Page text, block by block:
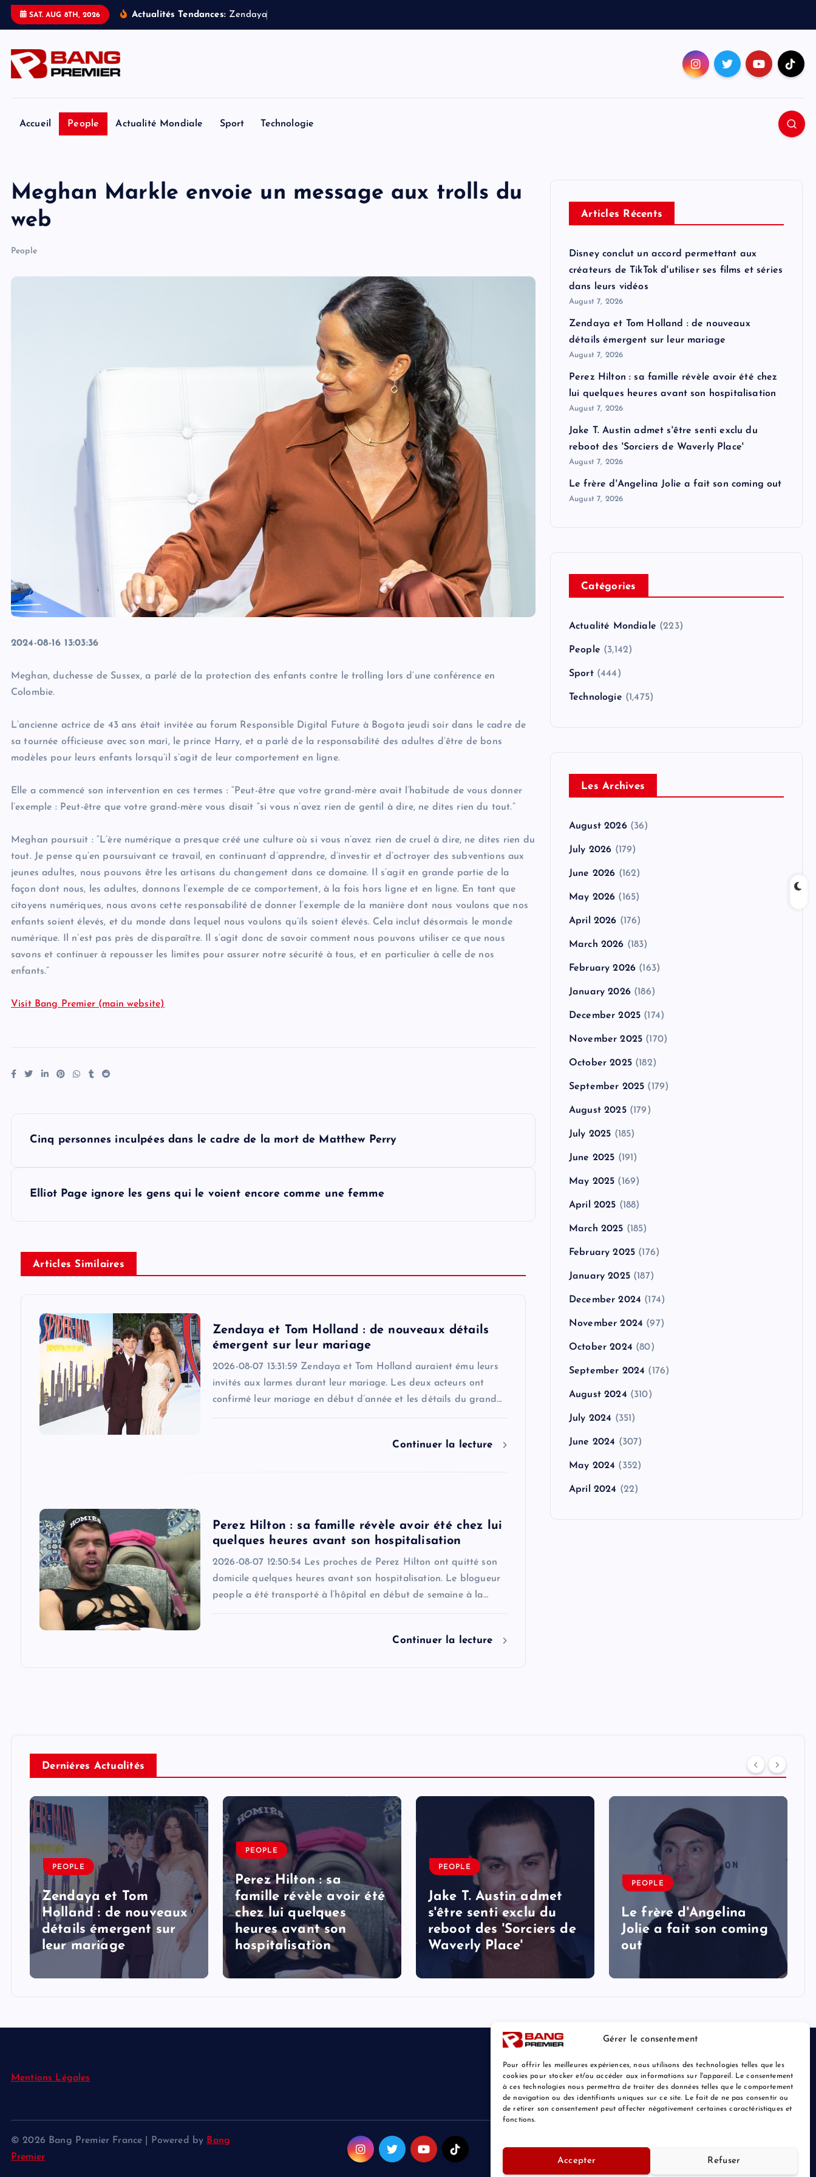
Gérer le consentement
Pour offrir les meilleures expériences, nous utilisons des technologies telles que les
cookies pour stocker et/ou accéder aux informations sur l'appareil. Le consentement
à ces technologies nous permettra de traiter des données telles que le comportement
de navigation ou des identifiants uniques sur ce site. Le fait de ne pas consentir ou
de retirer son consentement peut affecter négativement certaines caractéristiques et
fonctions.
Accepter Refuser
SAT. AUG 8TH, 2026 Actualités Tendances: Zendaya
Accueil People Actualité Mondiale Sport Technologie
Meghan Markle envoie un message aux trolls du
web
People
2024-08-16 13:03:36
Meghan, duchesse de Sussex, a parlé de la protection des enfants contre le trolling lors d’une conférence en
Colombie.
L’ancienne actrice de 43 ans était invitée au forum Responsible Digital Future à Bogota jeudi soir dans le cadre de
sa tournée officieuse avec son mari, le prince Harry, et a parlé de la responsabilité des adultes d’être de bons
modèles pour leurs enfants lorsqu’il s’agit de leur comportement en ligne.
Elle a commencé son intervention en ces termes : “Peut-être que votre grand-mère avait l’habitude de vous donner
l’exemple : Peut-être que votre grand-mère vous disait “si vous n’avez rien de gentil à dire, ne dites rien du tout.”
Meghan poursuit : “L’ère numérique a presque créé une culture où si vous n’avez rien de cruel à dire, ne dites rien du
tout. Je pense qu’en poursuivant ce travail, en continuant d’apprendre, d’investir et d’octroyer des subventions aux
jeunes adultes, nous pouvons être les artisans du changement dans ce domaine. Il s’agit en grande partie de la
façon dont nous, les adultes, donnons l’exemple de ce comportement, à la fois hors ligne et en ligne. En tant que
citoyens numériques, nous avons cette responsabilité de donner l’exemple de la manière dont nous voulons que nos
enfants soient élevés, et du monde dans lequel nous voulons qu’ils soient élevés. Cela inclut désormais le monde
numérique. Il n’est pas près de disparaître. Il s’agit donc de savoir comment nous pouvons utiliser ce que nous
savons et continuer à repousser les limites pour assurer notre sécurité à tous, et en particulier à celle de nos
enfants.”
Visit Bang Premier (main website)
Cinq personnes inculpées dans le cadre de la mort de Matthew Perry
Elliot Page ignore les gens qui le voient encore comme une femme
Articles Similaires
Zendaya et Tom Holland : de nouveaux détails
émergent sur leur mariage
2026-08-07 13:31:59 Zendaya et Tom Holland auraient ému leurs
invités aux larmes durant leur mariage. Les deux acteurs ont
confirmé leur mariage en début d’année et les détails du grand…
Continuer la lecture
Perez Hilton : sa famille révèle avoir été chez lui
quelques heures avant son hospitalisation
2026-08-07 12:50:54 Les proches de Perez Hilton ont quitté son
domicile quelques heures avant son hospitalisation. Le blogueur
people a été transporté à l’hôpital en début de semaine à la…
Continuer la lecture
Articles Récents
Disney conclut un accord permettant aux
créateurs de TikTok d'utiliser ses films et séries
dans leurs vidéos
August 7, 2026
Zendaya et Tom Holland : de nouveaux
détails émergent sur leur mariage
August 7, 2026
Perez Hilton : sa famille révèle avoir été chez
lui quelques heures avant son hospitalisation
August 7, 2026
Jake T. Austin admet s'être senti exclu du
reboot des 'Sorciers de Waverly Place'
August 7, 2026
Le frère d'Angelina Jolie a fait son coming out
August 7, 2026
Catégories
Actualité Mondiale (223)
People (3,142)
Sport(444)
Technologie (1,475)
Les Archives
August 2026(36)
July 2026 (179)
June 2026 (162)
May 2026 (165)
April 2026 (176)
March 2026 (183)
February 2026 (163)
January 2026(186)
December 2025 (174)
November 2025 (170)
October 2025(182)
September 2025 (179)
August 2025(179)
July 2025 (185)
June 2025 (191)
May 2025 (169)
April 2025 (188)
March 2025 (185)
February 2025 (176)
January 2025(187)
December 2024 (174)
November 2024 (97)
October 2024 (80)
September 2024 (176)
August 2024 (310)
July 2024 (351)
June 2024 (307)
May 2024 (352)
April 2024 (22)
Derniéres Actualités
PEOPLE
Zendaya et Tom
Holland : de nouveaux
détails émergent sur
leur mariage
PEOPLE
Perez Hilton : sa
famille révèle avoir été
chez lui quelques
heures avant son
hospitalisation
PEOPLE
Jake T. Austin admet
s'être senti exclu du
reboot des 'Sorciers de
Waverly Place'
PEOPLE
Le frère d'Angelina
Jolie a fait son coming
out
Mentions Légales
© 2026 Bang Premier France | Powered by Bang
Premier